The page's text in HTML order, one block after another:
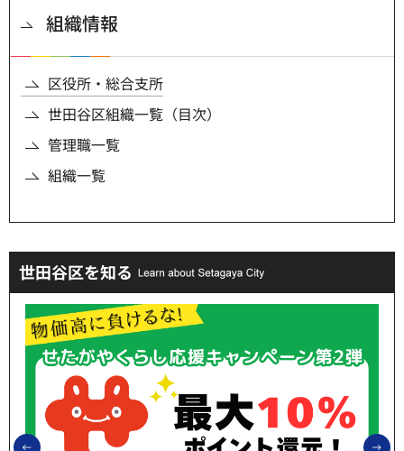
組織情報
区役所・総合支所
世田谷区組織一覧（目次）
管理職一覧
組織一覧
世田谷区を知る
前のスライドを表示